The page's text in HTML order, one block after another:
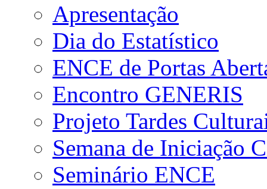
Apresentação
Dia do Estatístico
ENCE de Portas
Encontro GENERIS
Projeto Tardes
Semana de Iniciação
Seminário ENCE